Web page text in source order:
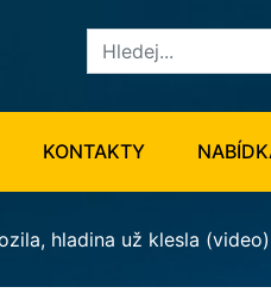
KONTAKTY
hladina už klesla (video)